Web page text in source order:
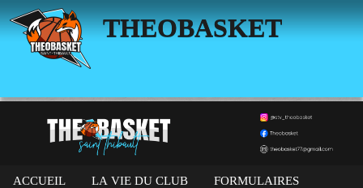
THEOBASKET
ACCUEIL LA VIE DU CLUB FORMULAIRES
Panneau de gestion des cookies